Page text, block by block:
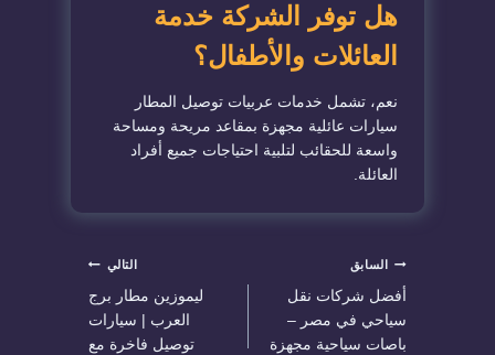
هل توفر الشركة خدمة
العائلات والأطفال؟
نعم، تشمل خدمات عربيات توصيل المطار
سيارات عائلية مجهزة بمقاعد مريحة ومساحة
واسعة للحقائب لتلبية احتياجات جميع أفراد
العائلة.
تصفّح
المقالات
السابق
أفضل شركات نقل
سياحي في مصر –
باصات سياحية مجهزة
التالي
ليموزين مطار برج
العرب | سيارات
توصيل فاخرة مع